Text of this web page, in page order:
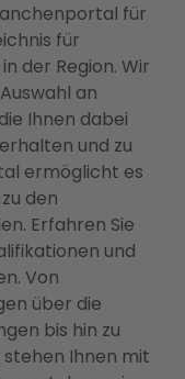
für
für
der Region. Wir
an
Ihnen dabei
und zu
ermöglicht es
den
Erfahren Sie
und
Von
über die
bis hin zu
Ihnen mit